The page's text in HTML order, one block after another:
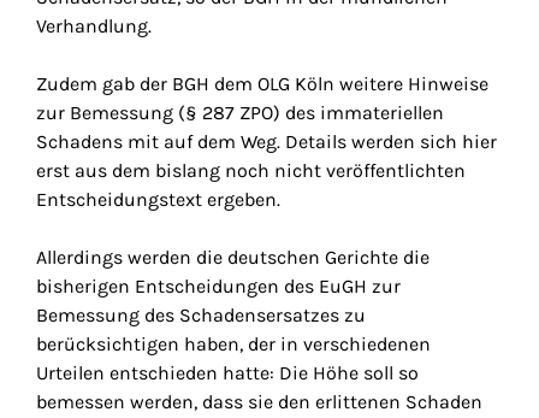
Verhandlung.
Zudem gab der BGH dem OLG Köln weitere Hinweise
zur Bemessung (§ 287 ZPO) des immateriellen
Schadens mit auf dem Weg. Details werden sich hier
erst aus dem bislang noch nicht veröffentlichten
Entscheidungstext ergeben.
Allerdings werden die deutschen Gerichte die
bisherigen Entscheidungen des EuGH zur
Bemessung des Schadensersatzes zu
berücksichtigen haben, der in verschiedenen
Urteilen entschieden hatte: Die Höhe soll so
bemessen werden, dass sie den erlittenen Schaden